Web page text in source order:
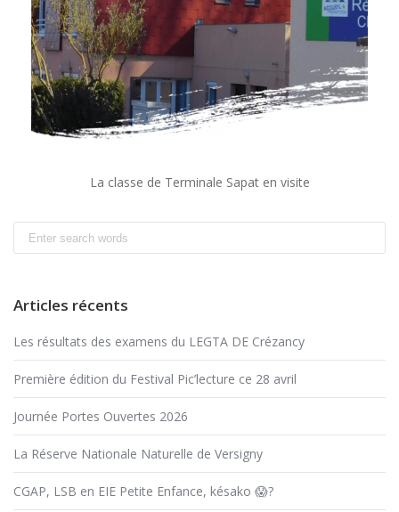
La classe de Terminale Sapat en visite
Search
for:
Articles récents
Les résultats des examens du LEGTA DE Crézancy
Première édition du Festival Pic’lecture ce 28 avril
Journée Portes Ouvertes 2026
La Réserve Nationale Naturelle de Versigny
CGAP, LSB en EIE Petite Enfance, késako 😱?